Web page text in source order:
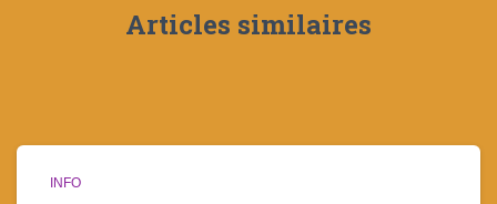
Articles similaires
INFO